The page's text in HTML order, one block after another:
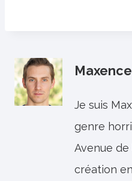
Maxence
Je suis
genre
Avenue
création